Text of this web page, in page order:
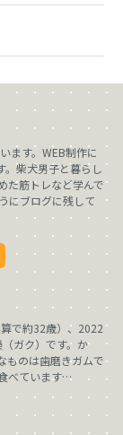
ます。WEB制作に
。柴犬男子と暮らし
た筋トレなど学んで
にブログに残して
で約32歳）、2022
ガク）です。か
ものは歯磨きガムで
べています…